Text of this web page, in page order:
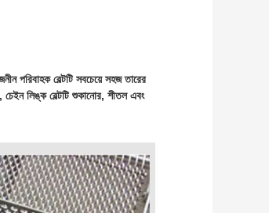
পরিবাহক বেল্টটি সবচেয়ে সহজ তারের
লিঙ্ক বেল্টটি শুকানোর, শীতল এবং